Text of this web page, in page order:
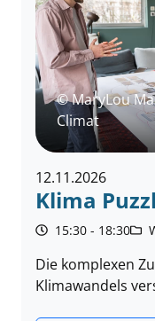
12.11.2026
Klima
15:30 - 18:30
Die komplexen
Klimawandels
© MaryLou
Climat